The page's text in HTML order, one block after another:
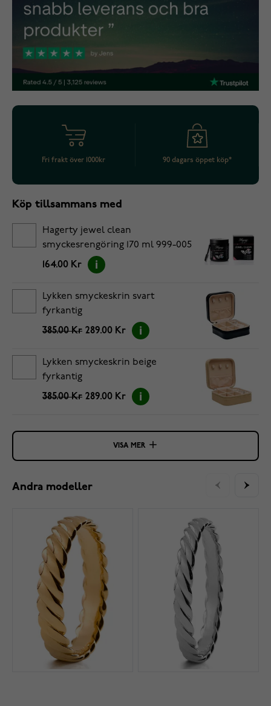
Fri frakt över 1000kr 90 dagars öppet köp*
Köp tillsammans med
Hagerty jewel clean
smyckesrengöring 170 ml 999-005
164.00 Kr
Lykken smyckeskrin svart
fyrkantig
385.00 Kr 289.00 Kr
Lykken smyckeskrin beige
fyrkantig
385.00 Kr 289.00 Kr
VISA MER
Andra modeller